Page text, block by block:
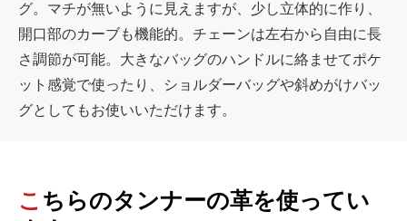
グ。マチが無いように見えますが、少し立体的に作り、
開口部のカーブも機能的。チェーンは左右から自由に長
さ調節が可能。大きなバッグのハンドルに絡ませてポケ
ット感覚で使ったり、ショルダーバッグや斜めがけバッ
グとしてもお使いいただけます。
こちらのタンナーの革を使ってい